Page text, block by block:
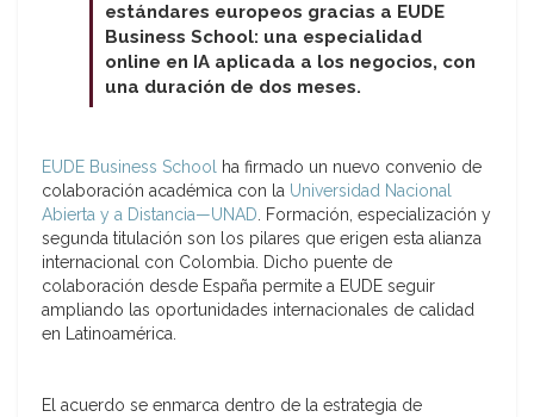
estándares europeos gracias a EUDE
Business School: una especialidad
online en IA aplicada a los negocios, con
una duración de dos meses.
EUDE Business School ha firmado un nuevo convenio de
colaboración académica con la Universidad Nacional
Abierta y a Distancia—UNAD. Formación, especialización y
segunda titulación son los pilares que erigen esta alianza
internacional con Colombia. Dicho puente de
colaboración desde España permite a EUDE seguir
ampliando las oportunidades internacionales de calidad
en Latinoamérica.
El acuerdo se enmarca dentro de la estrategia de